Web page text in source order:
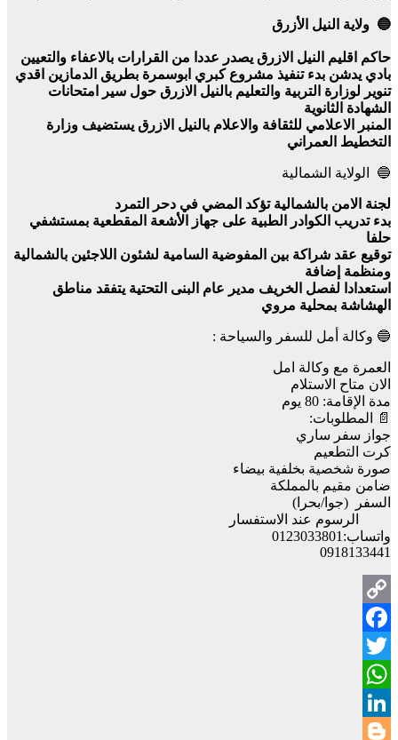
🔵 ولاية النيل الأزرق
حاكم اقليم النيل الازرق يصدر عددا من القرارات بالاعفاء والتعيين
بادي يدشن بدء تنفيذ مشروع كبري ابوسمرة بطريق الدمازين اقدي
تنوير لوزارة التربية والتعليم بالنيل الازرق حول سير امتحانات
الشهادة الثانوية
المنبر الاعلامي للثقافة والاعلام بالنيل الازرق يستضيف وزارة
التخطيط العمراني
🔵 الولاية الشمالية
لجنة الامن بالشمالية تؤكد المضي في دحر التمرد
بدء تدريب الكوادر الطبية على جهاز الأشعة المقطعية بمستشفي
حلفا
توقيع عقد شراكة بين المفوضية السامية لشئون اللاجئين بالشمالية
ومنظمة إضافة
استعدادا لفصل الخريف مدير عام البنى التحتية يتفقد مناطق
الهشاشة بمحلية مروي
🔵 وكالة أمل للسفر والسياحة :
العمرة مع وكالة امل
الان متاح الاستلام
مدة الإقامة: 80 يوم
📄 المطلوبات:
جواز سفر ساري
كرت التطعيم
صورة شخصية بخلفية بيضاء
ضامن مقيم بالمملكة
السفر (جوا/بحرا)
الرسوم عند الاستفسار
واتساب:0123033801
0918133441
Copy
Link
Facebook
Twitter
WhatsApp
LinkedIn